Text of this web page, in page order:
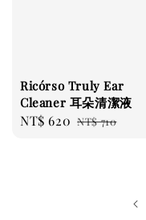
Ricórso Truly Ear
Cleaner 耳朵清潔液
Sale
NT$ 620 Regular
NT$ 710